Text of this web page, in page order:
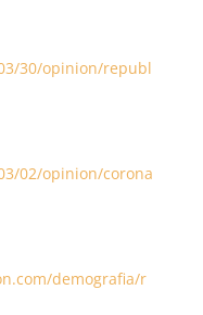
30/opinion/republ
02/opinion/corona
demografia/r